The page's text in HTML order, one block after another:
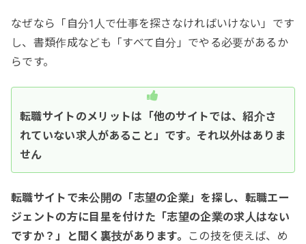
なぜなら「自分1人で仕事を探さなければいけない」です
し、書類作成なども「すべて自分」でやる必要があるか
らです。
転職サイトのメリットは「他のサイトでは、紹介さ
れていない求人があること」です。それ以外はありま
せん
転職サイトで未公開の「志望の企業」を探し、転職エー
ジェントの方に目星を付けた「志望の企業の求人はない
ですか？」と聞く裏技があります。
この技を使えば、め